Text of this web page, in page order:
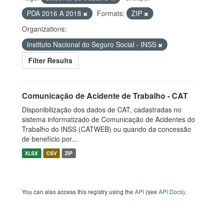
PDA 2016 A 2018
Formats:
ZIP
Organizations:
Instituto Nacional do Seguro Social - INSS
Filter Results
Comunicação de Acidente de Trabalho - CAT
Disponibilização dos dados de CAT, cadastradas no
sistema informatizado de Comunicação de Acidentes do
Trabalho do INSS (CATWEB) ou quando da concessão
de benefício por...
XLSX CSV ZIP
You can also access this registry using the API (see API Docs).